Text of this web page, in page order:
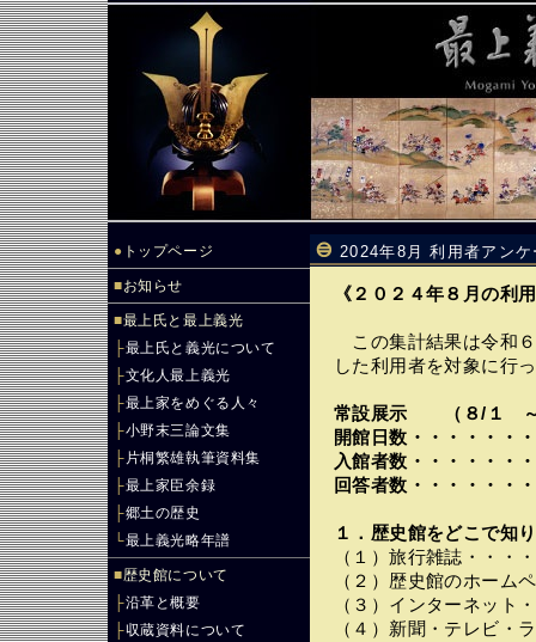
● トップページ
■お知らせ
■最上氏と最上義光
├最上氏と義光について
├文化人最上義光
├最上家をめぐる人々
├小野末三論文集
├ 片桐繁雄執筆資料集
├最上家臣余録
├郷土の歴史
└最上義光略年譜
■歴史館について
├沿革と概要
├収蔵資料について
2024年8月 利用者アン
《２０２４年８月の利
この集計結果は令和
した利用者を対象に行
常設展示 （８/１
開館日数・・・・・・
入館者数・・・・・・
回答者数・・・・・・
１．歴史館をどこで知
（１）旅行雑誌・・・
（２）歴史館のホーム
（３）インターネット
（４）新聞・テレビ・